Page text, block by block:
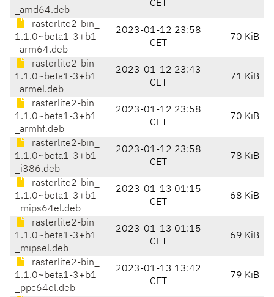
_amd64.deb
CET
rasterlite2-bin_
1.1.0~beta1-3+b1
_arm64.deb
2023-01-12 23:58
CET
70 KiB
rasterlite2-bin_
1.1.0~beta1-3+b1
_armel.deb
2023-01-12 23:43
CET
71 KiB
rasterlite2-bin_
1.1.0~beta1-3+b1
_armhf.deb
2023-01-12 23:58
CET
70 KiB
rasterlite2-bin_
1.1.0~beta1-3+b1
_i386.deb
2023-01-12 23:58
CET
78 KiB
rasterlite2-bin_
1.1.0~beta1-3+b1
_mips64el.deb
2023-01-13 01:15
CET
68 KiB
rasterlite2-bin_
1.1.0~beta1-3+b1
_mipsel.deb
2023-01-13 01:15
CET
69 KiB
rasterlite2-bin_
1.1.0~beta1-3+b1
_ppc64el.deb
2023-01-13 13:42
CET
79 KiB